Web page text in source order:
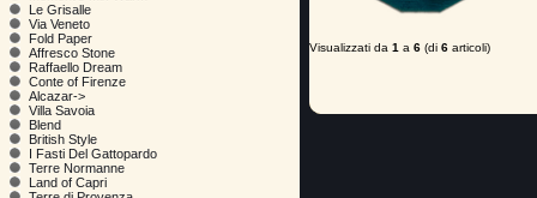
Le Grisalle
Via Veneto
Fold Paper
Affresco Stone
Raffaello Dream
Conte of Firenze
Alcazar->
Villa Savoia
Blend
British Style
I Fasti Del Gattopardo
Terre Normanne
Land of Capri
Visualizzati da 1 a 6 (di 6 articoli)